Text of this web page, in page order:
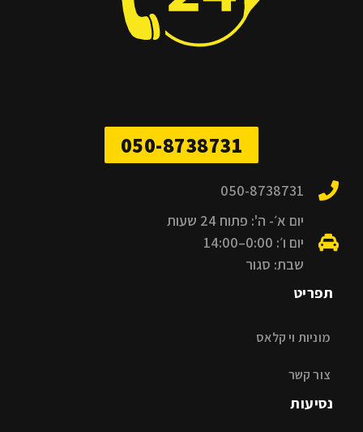
050-8738731
050-8738731
יום א׳- ה': פתוח 24 שעות
יום ו׳: 0:00–14:00
שבת: סגור
תפריט
מוניות וי קלאס
צור קשר
נסיעות